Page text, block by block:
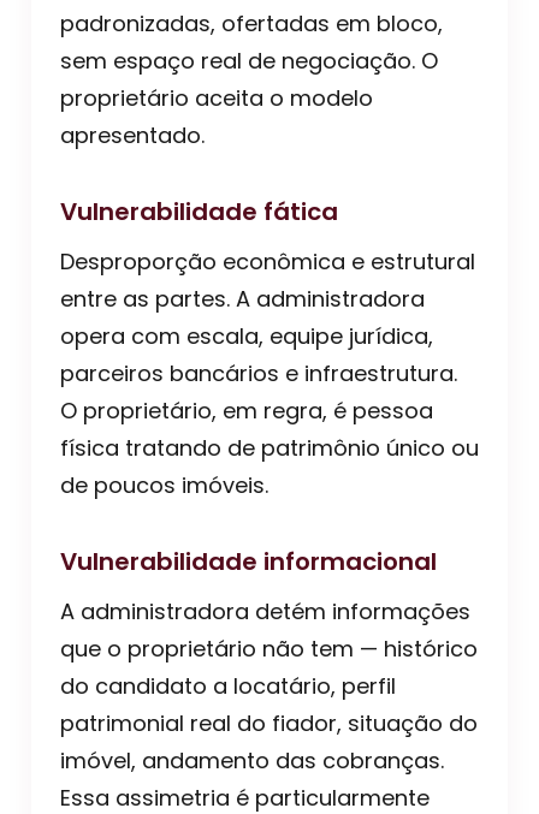
padronizadas, ofertadas em bloco,
sem espaço real de negociação. O
proprietário aceita o modelo
apresentado.
Vulnerabilidade fática
Desproporção econômica e estrutural
entre as partes. A administradora
opera com escala, equipe jurídica,
parceiros bancários e infraestrutura.
O proprietário, em regra, é pessoa
física tratando de patrimônio único ou
de poucos imóveis.
Vulnerabilidade informacional
A administradora detém informações
que o proprietário não tem — histórico
do candidato a locatário, perfil
patrimonial real do fiador, situação do
imóvel, andamento das cobranças.
Essa assimetria é particularmente